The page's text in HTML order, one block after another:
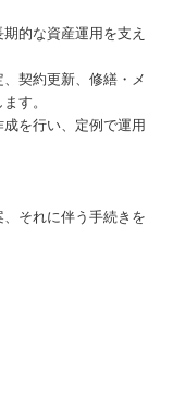
的な資産運用を支え
契約更新、修繕・メ
す。
を行い、定例で運用
それに伴う手続きを